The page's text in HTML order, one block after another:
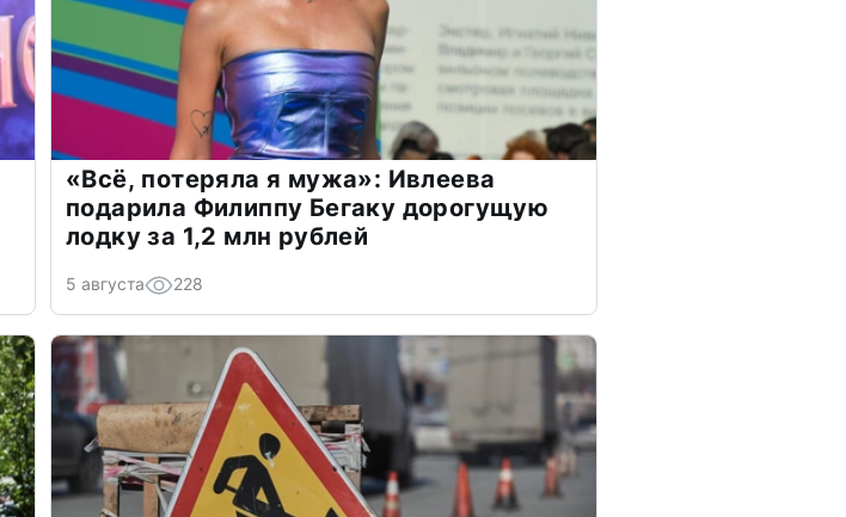
«Всё, потеряла я мужа»: Ивлеева
подарила Филиппу Бегаку дорогущую
лодку за 1,2 млн рублей
5 августа 228